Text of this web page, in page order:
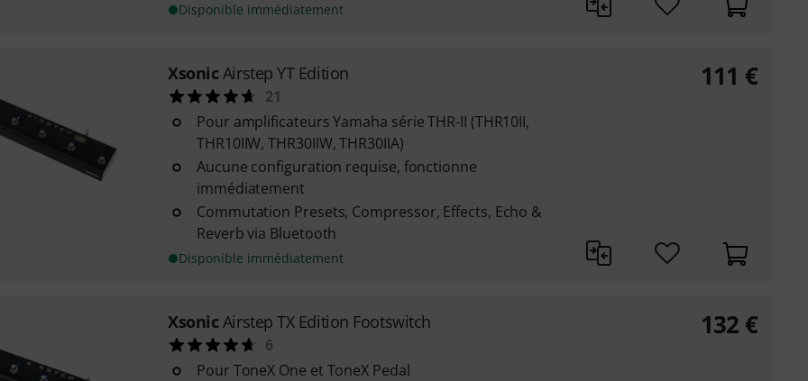
Disponible immédiatement
XsonicAirstep YT Edition
21
Pour amplificateurs Yamaha série THR-II (THR10II,
THR10IIW, THR30IIW, THR30IIA)
Aucune configuration requise, fonctionne
immédiatement
Commutation Presets, Compressor, Effects, Echo &
Reverb via Bluetooth
Disponible immédiatement
111 €
XsonicAirstep TX Edition Footswitch
6
Pour ToneX One et ToneX Pedal
132 €